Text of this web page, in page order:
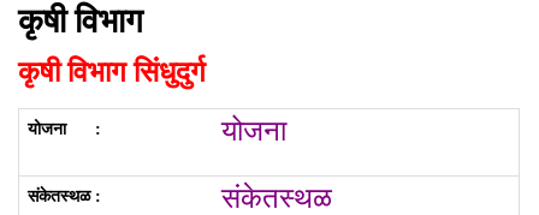
कृषी विभाग
कृषी विभाग सिंधुदुर्ग
योजना
संकेतस्थळ